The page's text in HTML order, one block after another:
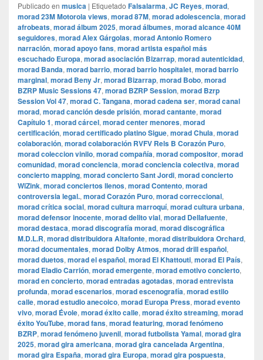
Publicado en musica | Etiquetado Falsalarma, JC Reyes, morad,
morad 23M Motorola views, morad 87M, morad adolescencia, morad
afrobeats, morad álbum 2025, morad álbumes, morad alcance 40M
seguidores, morad Alex Gárgolas, morad Antonio Romero
narración, morad apoyo fans, morad artista español más
escuchado Europa, morad asociación Bizarrap, morad autenticidad,
morad Banda, morad barrio, morad barrio hospitalet, morad barrio
marginal, morad Beny Jr, morad Bizarrap, morad Bobo, morad
BZRP Music Sessions 47, morad BZRP Session, morad Bzrp
Session Vol 47, morad C. Tangana, morad cadena ser, morad canal
morad, morad canción desde prisión, morad cantante, morad
Capítulo 1, morad cárcel, morad center menores, morad
certificación, morad certificado platino Sigue, morad Chula, morad
colaboración, morad colaboración RVFV Rels B Corazón Puro,
morad coleccion vinilo, morad compañía, morad compositor, morad
comunidad, morad conciencia, morad conciencia colectiva, morad
concierto mapping, morad concierto Sant Jordi, morad concierto
WiZink, morad conciertos llenos, morad Contento, morad
controversia legal., morad Corazón Puro, morad correccional,
morad crítica social, morad cultura marroquí, morad cultura urbana,
morad defensor inocente, morad delito vial, morad Dellafuente,
morad destaca, morad discografía morad, morad discográfica
M.D.L.R, morad distribuidora Altafonte, morad distribuidora Orchard,
morad documentales, morad Dolby Atmos, morad drill español,
morad duetos, morad el español, morad El Khattouti, morad El País,
morad Eladio Carrión, morad emergente, morad emotivo concierto,
morad en concierto, morad entradas agotadas, morad entrevista
profunda, morad escenarios, morad escenografía, morad estilo
calle, morad estudio anecoico, morad Europa Press, morad evento
vivo, morad Évole, morad éxito calle, morad éxito streaming, morad
éxito YouTube, morad fans, morad featuring, morad fenómeno
BZRP, morad fenómeno juvenil, morad futbolista Yamal, morad gira
2025, morad gira americana, morad gira cancelada Argentina,
morad gira España, morad gira Europa, morad gira pospuesta,